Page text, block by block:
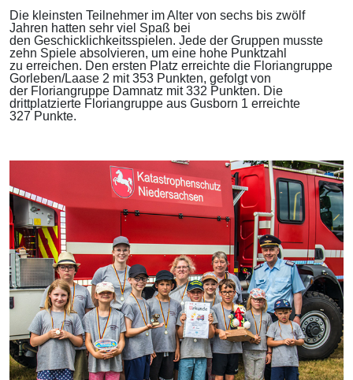
Die kleinsten Teilnehmer im Alter von sechs bis zwölf
Jahren hatten sehr viel Spaß bei
den Geschicklichkeitsspielen. Jede der Gruppen musste
zehn Spiele absolvieren, um eine hohe Punktzahl
zu erreichen. Den ersten Platz erreichte die Floriangruppe
Gorleben/Laase 2 mit 353 Punkten, gefolgt von
der Floriangruppe Damnatz mit 332 Punkten. Die
drittplatzierte Floriangruppe aus Gusborn 1 erreichte
327 Punkte.